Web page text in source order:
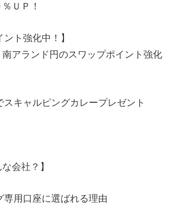
％ＵＰ！
ント強化中！】
南アランド円のスワップポイント強化
スキャルピングカレープレゼント
会社？】
専用口座に選ばれる理由